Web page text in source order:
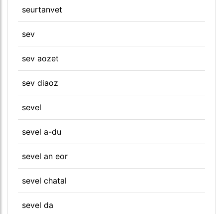
seurtanvet
sev
sev aozet
sev diaoz
sevel
sevel a-du
sevel an eor
sevel chatal
sevel da